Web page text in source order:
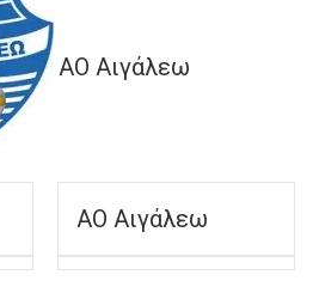
ΑΟ Αιγάλεω
ΑΟ Αιγάλεω